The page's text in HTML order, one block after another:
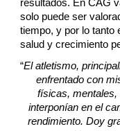
resultados. En CAG
solo puede ser
tiempo, y por lo tanto
salud y crecimiento
“El atletismo,
enfrentado con
físicas, mentales,
interponían en el
rendimiento. Doy